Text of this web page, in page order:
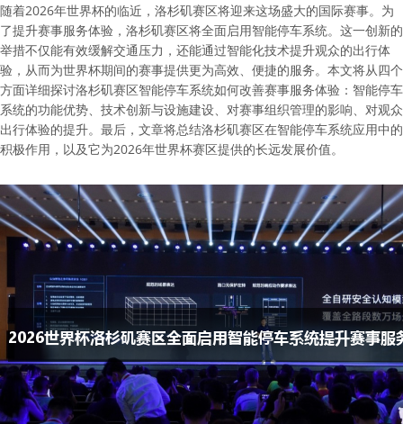
随着2026年世界杯的临近，洛杉矶赛区将迎来这场盛大的国际赛事。为
了提升赛事服务体验，洛杉矶赛区将全面启用智能停车系统。这一创新的
举措不仅能有效缓解交通压力，还能通过智能化技术提升观众的出行体
验，从而为世界杯期间的赛事提供更为高效、便捷的服务。本文将从四个
方面详细探讨洛杉矶赛区智能停车系统如何改善赛事服务体验：智能停车
系统的功能优势、技术创新与设施建设、对赛事组织管理的影响、对观众
出行体验的提升。最后，文章将总结洛杉矶赛区在智能停车系统应用中的
积极作用，以及它为2026年世界杯赛区提供的长远发展价值。